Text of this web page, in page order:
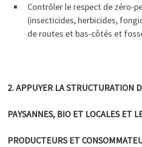
Contrôler le respect de zéro-
(insecticides, herbicides,
de routes et bas-côtés et
2. APPUYER LA STRUCTURATION
PAYSANNES, BIO ET LOCALES ET
PRODUCTEURS ET